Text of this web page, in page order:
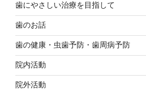
歯にやさしい治療を目指して
歯のお話
歯の健康・虫歯予防・歯周病予防
院内活動
院外活動